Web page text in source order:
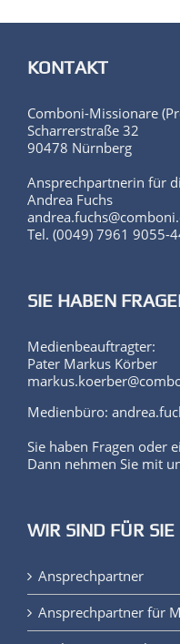
KONTAKT
Comboni-Missionare
90478 Nürnberg
Ansprechpartnerin für
Tel. (0049) 7961 9055-44
Medienbeauftragter:
Medienbüro:
Sie haben Fragen oder
Ansprechpartner
Ansprechpartner für
Leitlinien zum Schutz
schutzbedürftigen